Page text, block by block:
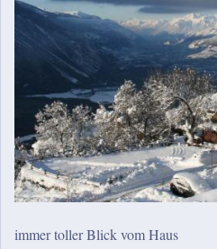
immer toller Blick vom Haus